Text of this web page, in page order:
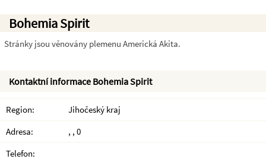
Bohemia Spirit
Stránky jsou věnovány plemenu Americká Akita.
Kontaktní informace Bohemia Spirit
Region:
Jihočeský kraj
Adresa:
, , 0
Telefon: